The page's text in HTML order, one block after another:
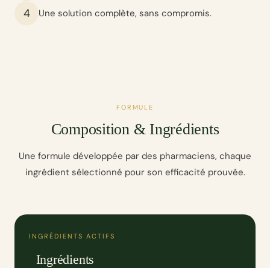
4 Une solution complète, sans compromis.
FORMULE
Composition & Ingrédients
Une formule développée par des pharmaciens, chaque
ingrédient sélectionné pour son efficacité prouvée.
INGRÉDIENTS ACTIFS
Ingrédients